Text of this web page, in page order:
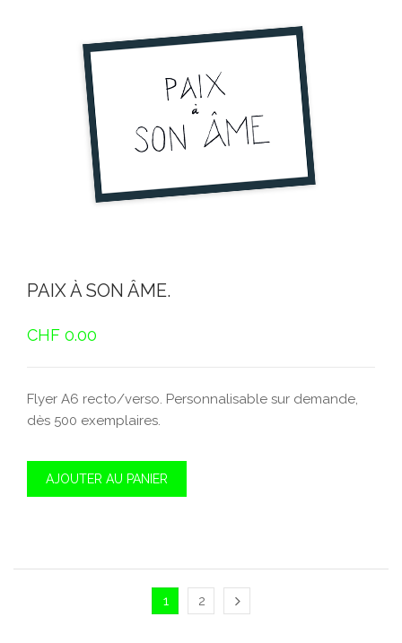
PAIX À SON ÂME.
CHF 0.00
Flyer A6 recto/verso. Personnalisable sur demande,
dès 500 exemplaires.
AJOUTER AU PANIER
1 2